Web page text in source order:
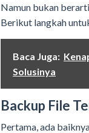
Namun bukan
Berikut langkah
Baca Juga:
Solusinya
Backup File
Pertama, ada